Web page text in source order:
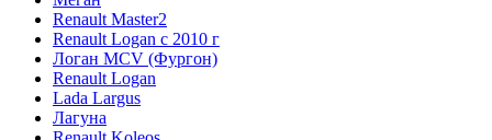
Renault Master2
Renault Logan c 2010 г
Логан МСV (Фургон)
Renault Logan
Lada Largus
Лагуна